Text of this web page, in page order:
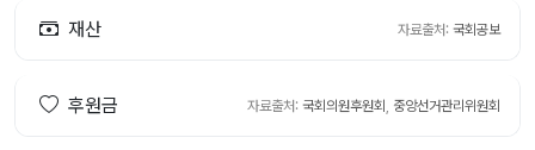
재산 자료출처: 국회공보
후원금 자료출처: 국회의원후원회 중앙선거관리위원회